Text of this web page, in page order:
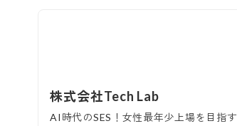
株式会社Tech Lab
AI時代のSES！女性最年少上場を目指す